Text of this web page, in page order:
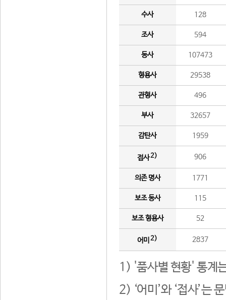
수사 128
조사 594
동사 107473
형용사 29538
관형사 496
부사 32657
감탄사 1959
접사2) 906
의존 명사 1771
보조 동사 115
보조 형용사 52
어미 2) 2837
1) '품사별 현황' 통계
2) ‘어미’와 ‘접사’는